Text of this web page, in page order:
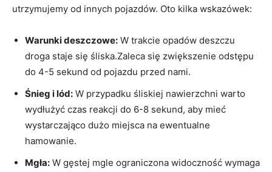
utrzymujemy od innych pojazdów. Oto kilka wskazówek:
Warunki deszczowe: W trakcie opadów deszczu
droga staje się śliska.Zaleca się zwiększenie odstępu
do 4-5 sekund od pojazdu przed nami.
Śnieg i lód: W przypadku śliskiej nawierzchni warto
wydłużyć czas reakcji do 6-8 sekund, aby mieć
wystarczająco dużo miejsca na ewentualne
hamowanie.
Mgła: W gęstej mgle ograniczona widoczność wymaga